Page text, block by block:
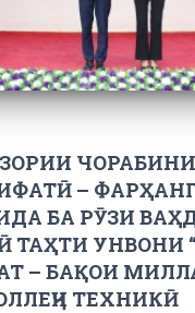
–
БА РӮЗИ
ТАҲТИ УНВОНИ
– БАҚОИ
ТЕХНИКӢ